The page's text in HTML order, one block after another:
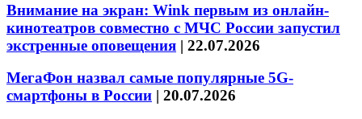
Внимание на экран: Wink первым из онлайн-
кинотеатров совместно с МЧС России запустил
экстренные оповещения | 22.07.2026
МегаФон назвал самые популярные 5G-
смартфоны в России | 20.07.2026